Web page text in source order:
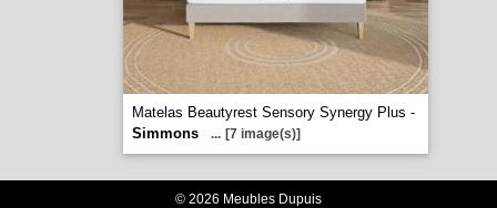
Matelas Beautyrest Sensory Synergy Plus -
Simmons
... [7 image(s)]
© 2026 Meubles Dupuis